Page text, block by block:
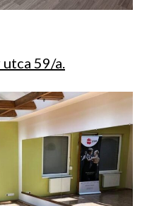
59/a.